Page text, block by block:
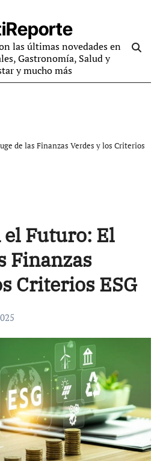
las últimas novedades en
Gastronomía, Salud y
y mucho más
de las Finanzas Verdes y los Criterios
Futuro: El
Finanzas
Criterios ESG